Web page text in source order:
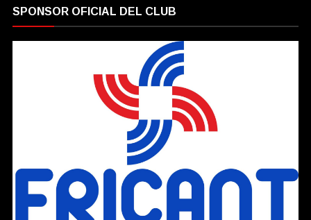
SPONSOR OFICIAL DEL CLUB